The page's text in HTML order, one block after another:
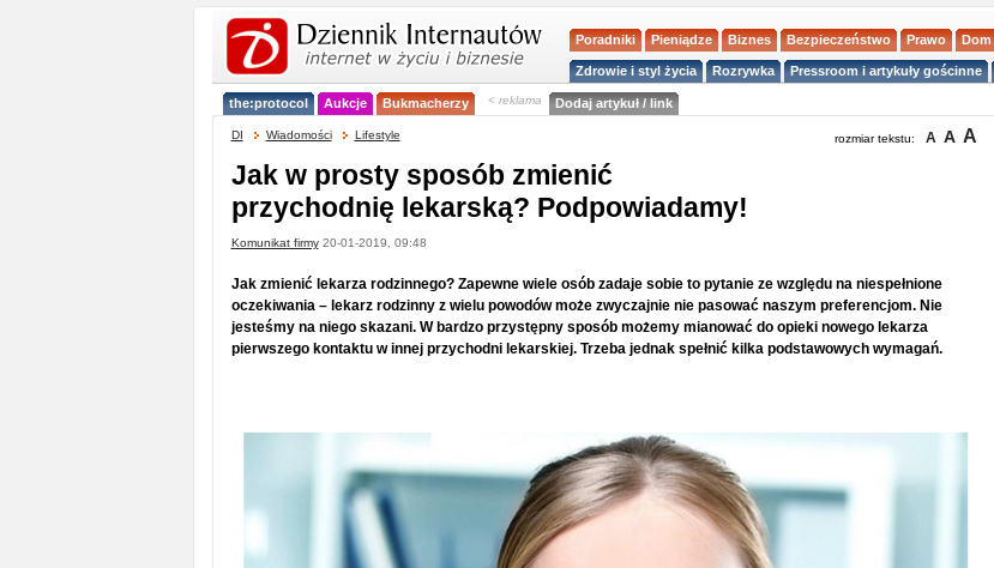
Poradniki Pieniądze Biznes Bezpieczeństwo Prawo Dom
Zdrowie i styl życia Rozrywka Pressroom i artykuły gościnne
the:protocol Aukcje Bukmacherzy < reklama Dodaj artykuł / link
DI Wiadomości Lifestyle rozmiar tekstu: A A A
Jak w prosty sposób zmienić
przychodnię lekarską? Podpowiadamy!
Komunikat firmy20-01-2019, 09:48
Jak zmienić lekarza rodzinnego? Zapewne wiele osób zadaje sobie to pytanie ze względu na niespełnione
oczekiwania – lekarz rodzinny z wielu powodów może zwyczajnie nie pasować naszym preferencjom. Nie
jesteśmy na niego skazani. W bardzo przystępny sposób możemy mianować do opieki nowego lekarza
pierwszego kontaktu w innej przychodni lekarskiej. Trzeba jednak spełnić kilka podstawowych wymagań.